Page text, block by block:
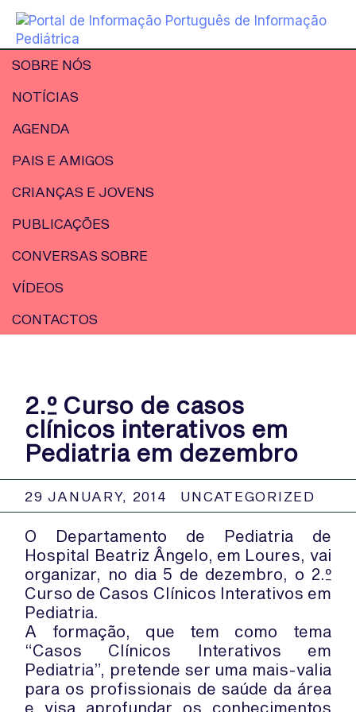
SOBRE NÓS
NOTÍCIAS
AGENDA
PAIS E AMIGOS
CRIANÇAS E JOVENS
PUBLICAÇÕES
CONVERSAS SOBRE
VÍDEOS
CONTACTOS
2.º Curso de casos
clínicos interativos em
Pediatria em dezembro
29 JANUARY, 2014 UNCATEGORIZED
O Departamento de Pediatria de
Hospital Beatriz Ângelo, em Loures, vai
organizar, no dia 5 de dezembro, o 2.º
Curso de Casos Clínicos Interativos em
Pediatria.
A formação, que tem como tema
“Casos Clínicos Interativos em
Pediatria”, pretende ser uma mais-valia
para os profissionais de saúde da área
e visa aprofundar os conhecimentos